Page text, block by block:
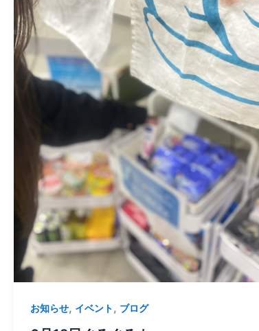
お知らせ, イベント, ブログ